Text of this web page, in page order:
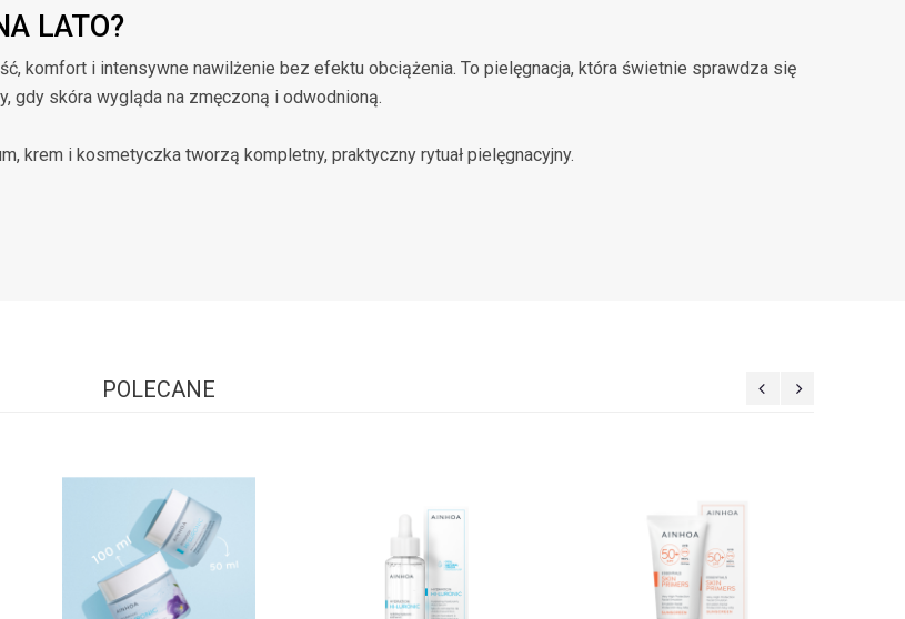
LATO?
komfort i intensywne nawilżenie bez efektu obciążenia. To pielęgnacja, która świetnie sprawdza się
gdy skóra wygląda na zmęczoną i odwodnioną.
krem i kosmetyczka tworzą kompletny, praktyczny rytuał pielęgnacyjny.
POLECANE